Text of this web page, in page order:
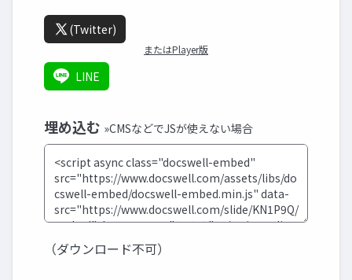
(Twitter)
またはPlayer版
LINE
埋め込む »CMSなどでJSが使えない場合
（ダウンロード不可）